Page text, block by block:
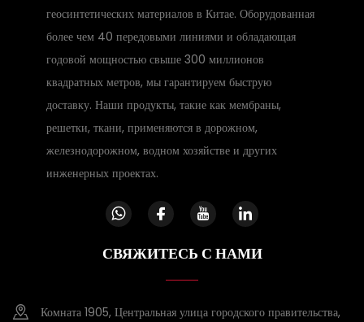
геосинтетических материалов в Китае. Оборудованная
более чем 40 передовыми линиями и обладающая
годовой мощностью свыше 300 миллионов
квадратных метров, мы гарантируем быструю
доставку. Наши продукты, такие как мембраны,
решетки, ткани, применяются в дорожном,
железнодорожном, водном хозяйстве и других
инженерных проектах.
СВЯЖИТЕСЬ С НАМИ
Комната 1905, Центральная улица городского правительства,